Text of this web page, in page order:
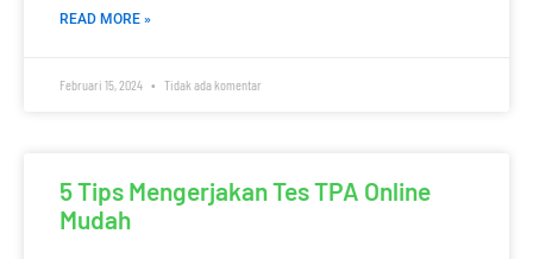
READ MORE »
Februari 15, 2024 Tidak ada komentar
5 Tips Mengerjakan Tes TPA Online
Mudah